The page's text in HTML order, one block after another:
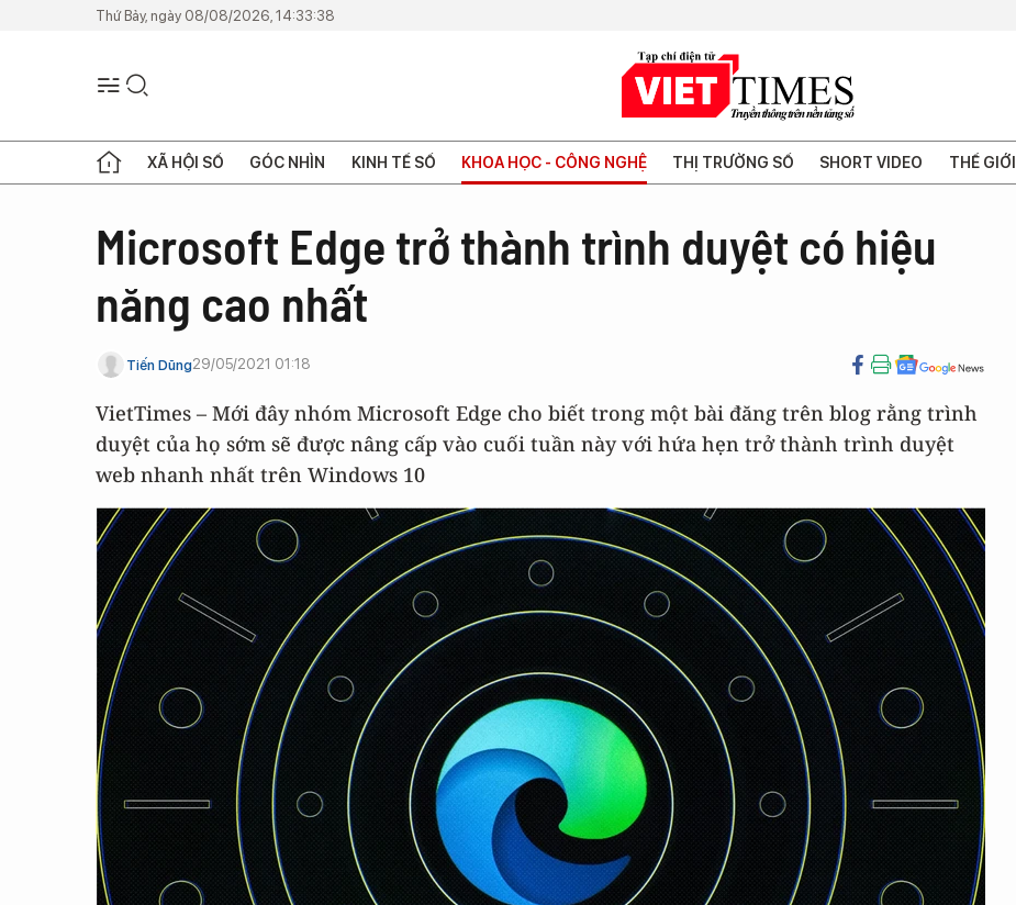
Thứ Bảy, ngày 08/08/2026, 14:33:38
XÃ HỘI SỐ GÓC NHÌN KINH TẾ SỐ KHOA HỌC - CÔNG NGHỆ THỊ TRƯỜNG SỐ SHORT VIDEO THẾ GIỚI
Microsoft Edge trở thành trình duyệt có hiệu
năng cao nhất
Tiến Dũng29/05/2021 01:18
VietTimes – Mới đây nhóm Microsoft Edge cho biết trong một bài đăng trên blog rằng trình
duyệt của họ sớm sẽ được nâng cấp vào cuối tuần này với hứa hẹn trở thành trình duyệt
web nhanh nhất trên Windows 10